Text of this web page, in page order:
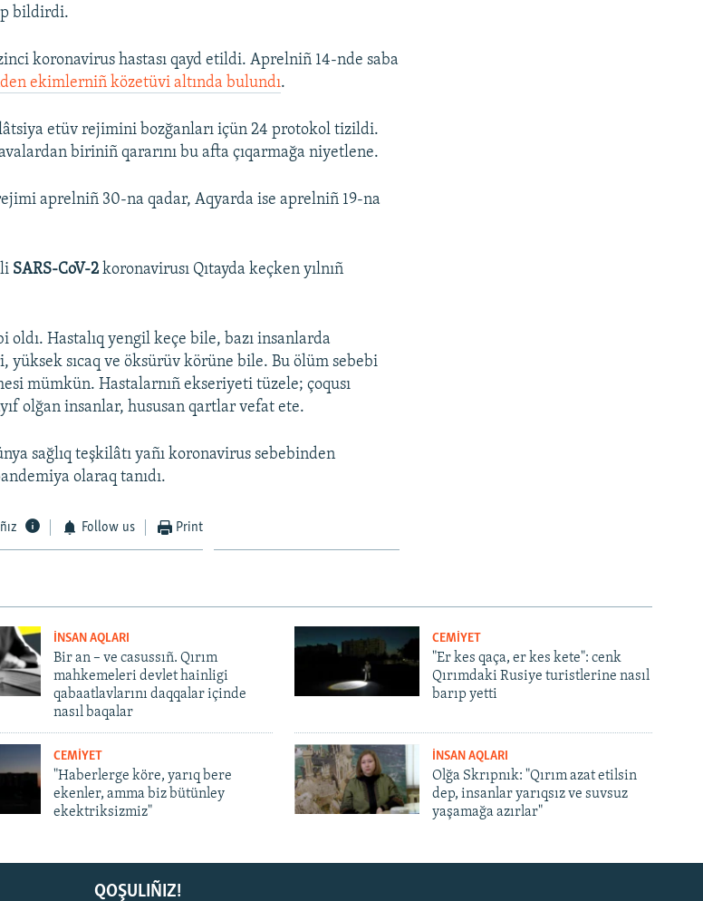
bildirdi.
koronavirus hastası qayd etildi. Aprelniñ 14-nde saba
ekimlerniñ közetüvi altında bulundı.
etüv rejimini bozğanları içün 24 protokol tizildi.
biriniñ qararını bu afta çıqarmağa niyetlene.
aprelniñ 30-na qadar, Aqyarda ise aprelniñ 19-na
SARS-CoV-2koronavirusı Qıtayda keçken yılnıñ
oldı. Hastalıq yengil keçe bile, bazı insanlarda
sıcaq ve öksürüv körüne bile. Bu ölüm sebebi
mümkün. Hastalarnıñ ekseriyeti tüzele; çoqusı
olğan insanlar, hususan qartlar vefat ete.
sağlıq teşkilâtı yañı koronavirus sebebinden
olaraq tanıdı.
Follow us Print
İNSAN AQLARI
Bir an – ve casussıñ. Qırım
mahkemeleri devlet hainligi
qabaatlavlarını daqqalar içinde
nasıl baqalar
CEMİYET
"Er kes qaça, er kes kete": cenk
Qırımdaki Rusiye turistlerine nasıl
barıp yetti
CEMİYET
"Haberlerge köre, yarıq bere
ekenler, amma biz bütünley
ekektriksizmiz"
İNSAN AQLARI
Olğa Skrıpnık: "Qırım azat etilsin
dep, insanlar yarıqsız ve suvsuz
yaşamağa azırlar"
QOŞULIÑIZ!